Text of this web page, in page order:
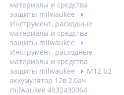
материалы и средства
защиты milwaukee
Инструмент, расходные
материалы и средства
защиты milwaukee
Инструмент, расходные
материалы и средства
защиты milwaukee
M12 b2
аккумулятор 12в 2,0ач
milwaukee 4932430064